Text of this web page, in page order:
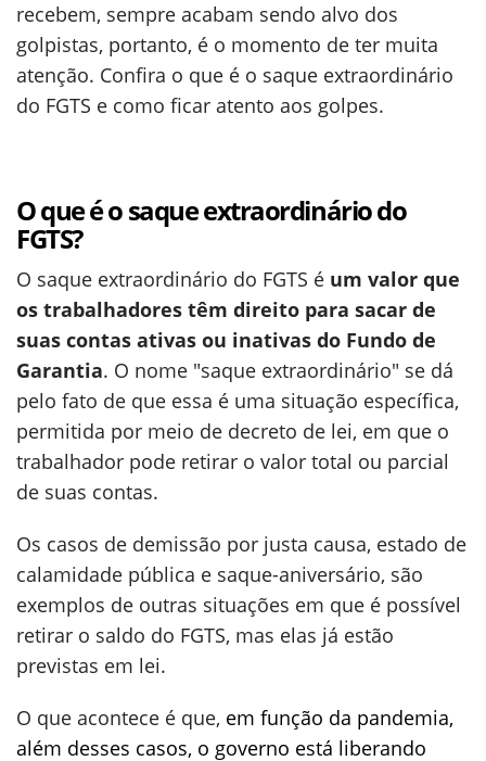
recebem, sempre acabam sendo alvo dos
golpistas, portanto, é o momento de ter muita
atenção. Confira o que é o saque extraordinário
do FGTS e como ficar atento aos golpes.
O que é o saque extraordinário do
FGTS?
O saque extraordinário do FGTS é um valor que
os trabalhadores têm direito para sacar de
suas contas ativas ou inativas do Fundo de
Garantia. O nome "saque extraordinário" se dá
pelo fato de que essa é uma situação específica,
permitida por meio de decreto de lei, em que o
trabalhador pode retirar o valor total ou parcial
de suas contas.
Os casos de demissão por justa causa, estado de
calamidade pública e saque-aniversário, são
exemplos de outras situações em que é possível
retirar o saldo do FGTS, mas elas já estão
previstas em lei.
O que acontece é que, em função da pandemia,
além desses casos, o governo está liberando